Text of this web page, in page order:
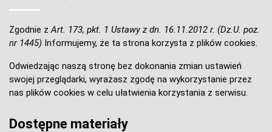
Zgodnie z Art. 173, pkt. 1 Ustawy z dn. 16.11.2012 r. (Dz.U. poz.
nr 1445) Informujemy, że ta strona korzysta z plików cookies.
Odwiedzając naszą stronę bez dokonania zmian ustawień
swojej przeglądarki, wyrażasz zgodę na wykorzystanie przez
nas plików cookies w celu ułatwienia korzystania z serwisu.
Dostępne materiały